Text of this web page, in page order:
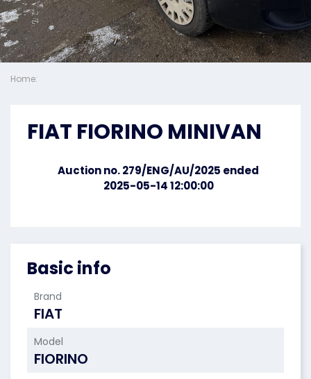
Home:
Basic info
Brand
FIAT
Model
FIORINO
FIAT FIORINO MINIVAN
Auction no. 279/ENG/AU/2025 ended
2025-05-14 12:00:00